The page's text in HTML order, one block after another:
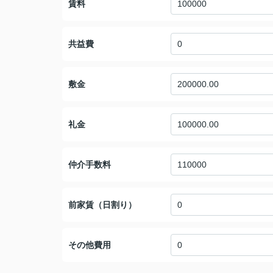
賃料
共益費
敷金
礼金
仲介手数料
前家賃（日割り）
その他費用